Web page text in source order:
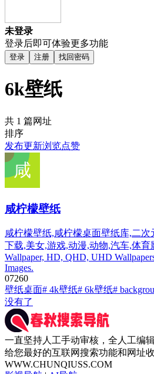
未登录
登录后即可体验更多功能
登录 注册 找回密码
6k壁纸
共 1 篇网址
排序
发布更新浏览点赞
咸柠檬壁纸
咸柠檬壁纸,咸柠檬桌面壁纸库,二
下载,美女,游戏,动漫,动物,汽车,体
Wallpaper, HD, QHD, UHD
Images.
07260
壁纸桌面# 4k壁纸# 6k壁纸#
没有了
一直坚持人工手动审核，全人工编
给您最好的互联网搜索功能和网址
WWW.CHUNQIUSS.COM